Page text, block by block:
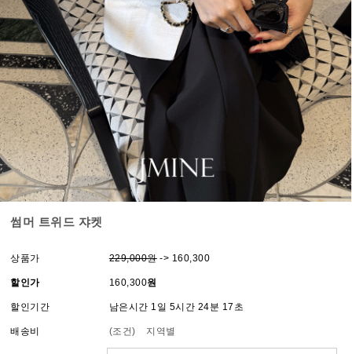
썸머 트위드 쟈켓
상품가 229,000원-> 160,300
할인가 160,300원
할인기간 남은시간 1일 5시간 24분 17초
배송비 (조건) 지역별